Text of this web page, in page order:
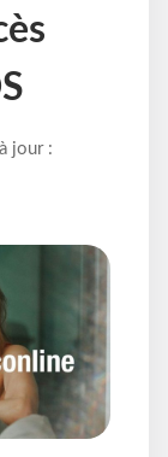
jour :